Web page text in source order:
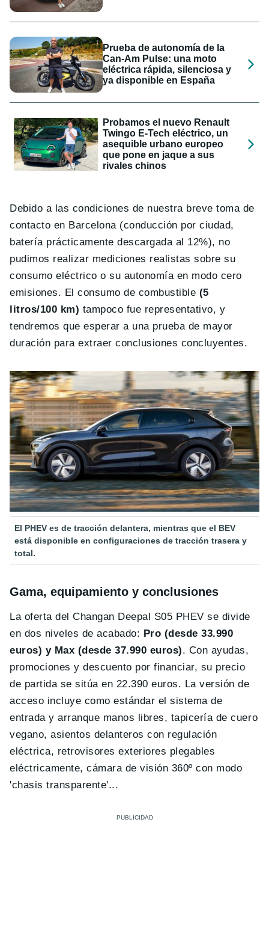
Prueba de autonomía de la
Can-Am Pulse: una moto
eléctrica rápida, silenciosa y
ya disponible en España
Probamos el nuevo Renault
Twingo E-Tech eléctrico, un
asequible urbano europeo
que pone en jaque a sus
rivales chinos
Debido a las condiciones de nuestra breve toma de
contacto en Barcelona (conducción por ciudad,
batería prácticamente descargada al 12%), no
pudimos realizar mediciones realistas sobre su
consumo eléctrico o su autonomía en modo cero
emisiones. El consumo de combustible (5
litros/100 km) tampoco fue representativo, y
tendremos que esperar a una prueba de mayor
duración para extraer conclusiones concluyentes.
El PHEV es de tracción delantera, mientras que el BEV
está disponible en configuraciones de tracción trasera y
total.
Gama, equipamiento y conclusiones
La oferta del Changan Deepal S05 PHEV se divide
en dos niveles de acabado: Pro (desde 33.990
euros) y Max (desde 37.990 euros). Con ayudas,
promociones y descuento por financiar, su precio
de partida se sitúa en 22.390 euros. La versión de
acceso incluye como estándar el sistema de
entrada y arranque manos libres, tapicería de cuero
vegano, asientos delanteros con regulación
eléctrica, retrovisores exteriores plegables
eléctricamente, cámara de visión 360º con modo
'chasis transparente'...